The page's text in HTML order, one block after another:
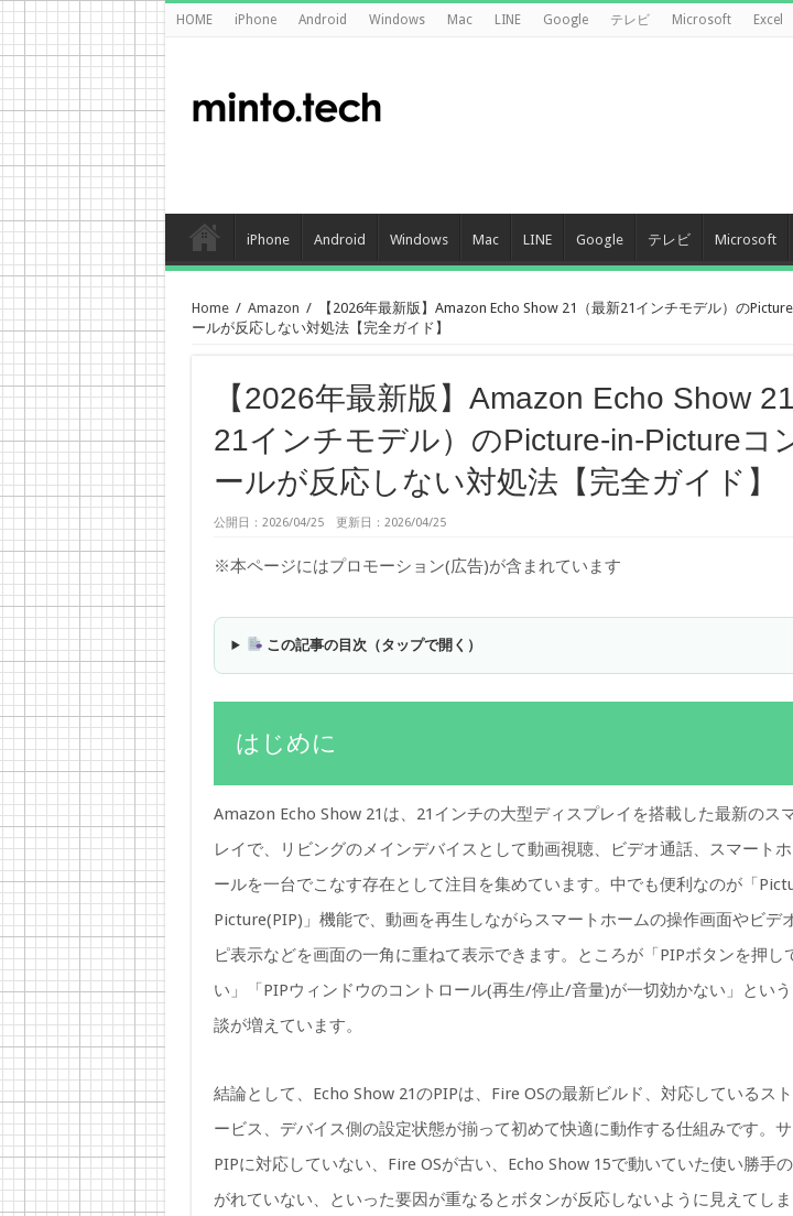
HOME iPhone Android Windows Mac LINE Google テレビ Microsoft Excel
iPhone Android Windows Mac LINE Google テレビ Microsoft
Home / Amazon /
【2026年最新版】Amazon Echo Show 21（最新21インチモデル）の
ールが反応しない対処法【完全ガイド】
【2026年最新版】Amazon Echo Show
21インチモデル）のPicture-in-Pictureコ
ールが反応しない対処法【完全ガイド】
公開日：2026/04/25 更新日：2026/04/25
※本ページにはプロモーション(広告)が含まれています
この記事の目次（タップで開く）
はじめに
Amazon Echo Show 21は、21インチの大型ディスプレイを搭載した最新のス
レイで、リビングのメインデバイスとして動画視聴、ビデオ通話、スマート
ールを一台でこなす存在として注目を集めています。中でも便利なのが「
Picture(PIP)」機能で、動画を再生しながらスマートホームの操作画面やビデ
ピ表示などを画面の一角に重ねて表示できます。ところが「PIPボタンを押し
い」「PIPウィンドウのコントロール(再生/停止/音量)が一切効かない」とい
談が増えています。
結論として、Echo Show 21のPIPは、Fire OSの最新ビルド、対応しているス
ービス、デバイス側の設定状態が揃って初めて快適に動作する仕組みです。
PIPに対応していない、Fire OSが古い、Echo Show 15で動いていた使い勝手
がれていない、といった要因が重なるとボタンが反応しないように見えてしま